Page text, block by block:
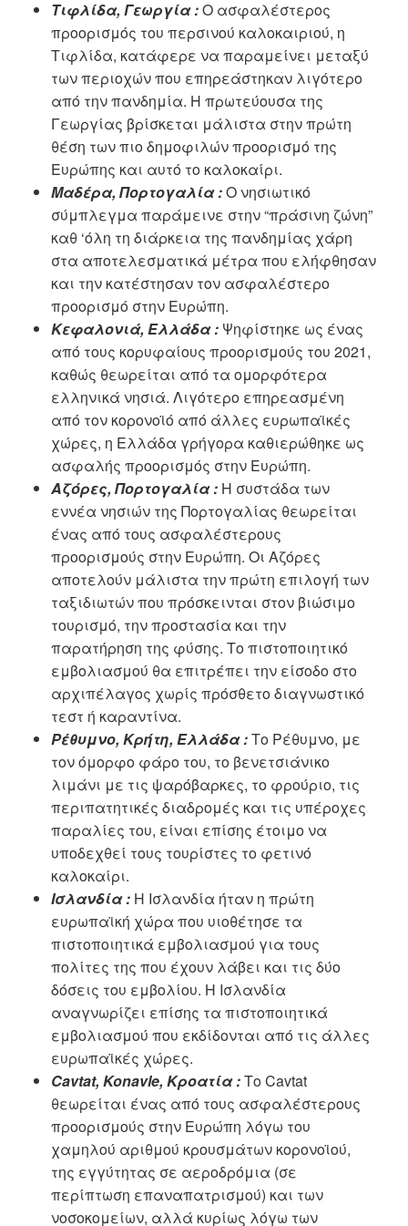
Τιφλίδα, Γεωργία :Ο ασφαλέστερος
προορισμός του περσινού καλοκαιριού, η
Τιφλίδα, κατάφερε να παραμείνει μεταξύ
των περιοχών που επηρεάστηκαν λιγότερο
από την πανδημία. Η πρωτεύουσα της
Γεωργίας βρίσκεται μάλιστα στην πρώτη
θέση των πιο δημοφιλών προορισμό της
Ευρώπης και αυτό το καλοκαίρι.
Μαδέρα, Πορτογαλία :Ο νησιωτικό
σύμπλεγμα παράμεινε στην “πράσινη ζώνη”
καθ ‘όλη τη διάρκεια της πανδημίας χάρη
στα αποτελεσματικά μέτρα που ελήφθησαν
και την κατέστησαν τον ασφαλέστερο
προορισμό στην Ευρώπη.
Κεφαλονιά, Ελλάδα : Ψηφίστηκε ως ένας
από τους κορυφαίους προορισμούς του 2021,
καθώς θεωρείται από τα ομορφότερα
ελληνικά νησιά. Λιγότερο επηρεασμένη
από τον κορονοϊό από άλλες ευρωπαϊκές
χώρες, η Ελλάδα γρήγορα καθιερώθηκε ως
ασφαλής προορισμός στην Ευρώπη.
Αζόρες, Πορτογαλία : Η συστάδα των
εννέα νησιών της Πορτογαλίας θεωρείται
ένας από τους ασφαλέστερους
προορισμούς στην Ευρώπη. Οι Αζόρες
αποτελούν μάλιστα την πρώτη επιλογή των
ταξιδιωτών που πρόσκεινται στον βιώσιμο
τουρισμό, την προστασία και την
παρατήρηση της φύσης. Το πιστοποιητικό
εμβολιασμού θα επιτρέπει την είσοδο στο
αρχιπέλαγος χωρίς πρόσθετο διαγνωστικό
τεστ ή καραντίνα.
Ρέθυμνο, Κρήτη, Ελλάδα :Το Ρέθυμνο, με
τον όμορφο φάρο του, το βενετσιάνικο
λιμάνι με τις ψαρόβαρκες, το φρούριο, τις
περιπατητικές διαδρομές και τις υπέροχες
παραλίες του, είναι επίσης έτοιμο να
υποδεχθεί τους τουρίστες το φετινό
καλοκαίρι.
Ισλανδία : Η Ισλανδία ήταν η πρώτη
ευρωπαϊκή χώρα που υιοθέτησε τα
πιστοποιητικά εμβολιασμού για τους
πολίτες της που έχουν λάβει και τις δύο
δόσεις του εμβολίου. Η Ισλανδία
αναγνωρίζει επίσης τα πιστοποιητικά
εμβολιασμού που εκδίδονται από τις άλλες
ευρωπαϊκές χώρες.
Cavtat, Konavle, Κροατία :Το Cavtat
θεωρείται ένας από τους ασφαλέστερους
προορισμούς στην Ευρώπη λόγω του
χαμηλού αριθμού κρουσμάτων κορονοϊού,
της εγγύτητας σε αεροδρόμια (σε
περίπτωση επαναπατρισμού) και των
νοσοκομείων, αλλά κυρίως λόγω των